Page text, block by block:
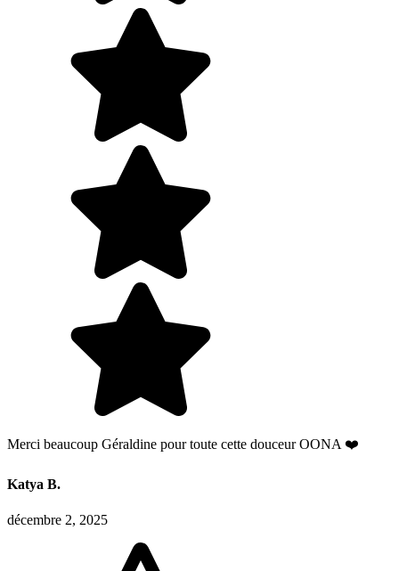
Merci beaucoup Géraldine pour toute cette douceur OONA ❤️
Katya B.
décembre 2, 2025